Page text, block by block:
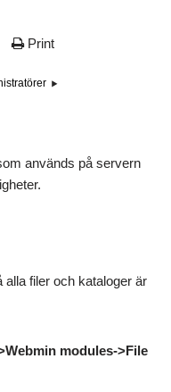
Print
används på servern
alla filer och kataloger är
modules->File